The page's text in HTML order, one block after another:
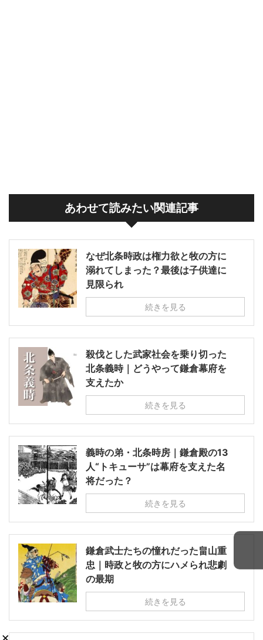
あわせて読みたい関連記事
なぜ北条時政は権力欲と牧の方に
溺れてしまった？最後は子供達に
見限られ
続きを見る
殺伐とした武家社会を乗り切った
北条義時｜どうやって鎌倉幕府を
支えたか
続きを見る
義時の弟・北条時房｜鎌倉殿の13
人“トキューサ”は幕府を支えた名
将だった？
続きを見る
鎌倉武士たちの憧れだった畠山重
忠｜時政と牧の方にハメられ悲劇
の最期
続きを見る